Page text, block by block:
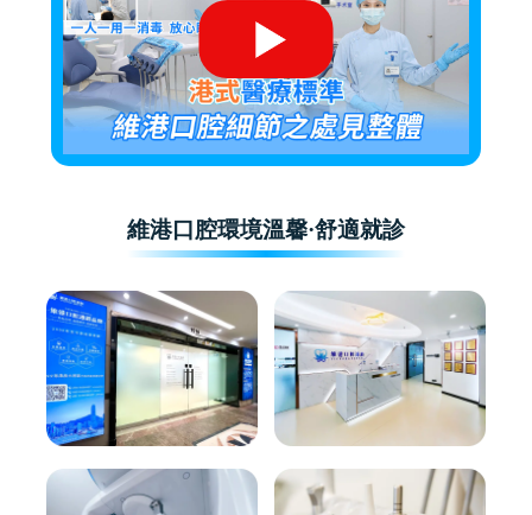
維港口腔環境溫馨·舒適就診